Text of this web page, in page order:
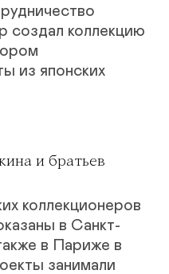
создал коллекцию
из японских
и братьев
коллекционеров
в Санкт-
в Париже в
занимали